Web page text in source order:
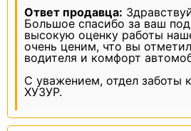
Ответ продавца:
Большое спасибо за ваш
высокую оценку работы
очень ценим, что вы
водителя и комфорт
С уважением, отдел заботы
ХУЗУР.
данных достоверные
или документы,
персональные
— в случае отзыва
персональных
на обработку
с требованием о
согласия субъекта